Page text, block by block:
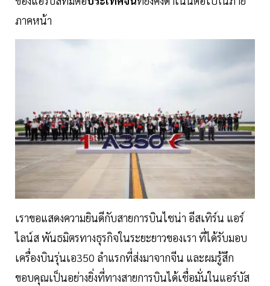
ภาคหน้า
เราขอแสดงความยินดีกับสายการบินไชน่า อีสเทิร์น แอร์
ไลน์ส พันธมิตรทางธุรกิจในระยะยาวของเรา ที่ได้รับมอบ
เครื่องบินรุ่นเอ350 ลำแรกที่ส่งมาจากจีน และผมรู้สึก
ขอบคุณเป็นอย่างยิ่งที่ทางสายการบินได้เชื่อมั่นในแอร์บัส